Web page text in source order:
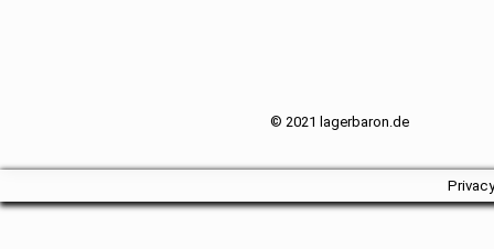
© 2021 lagerbaron.de